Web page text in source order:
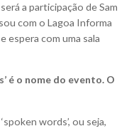
a participação de Sam
com o Lagoa Informa
espera com uma sala
é o nome do evento. O
words’, ou seja,